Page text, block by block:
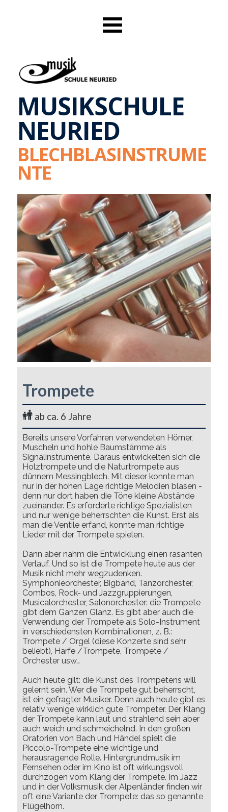
MUSIKSCHULE
NEURIED
BLECHBLASINSTRUME
NTE
Trompete
ab ca. 6 Jahre
Bereits unsere Vorfahren verwendeten Hörner,
Muscheln und hohle Baumstämme als
Signalinstrumente. Daraus entwickelten sich die
Holztrompete und die Naturtrompete aus
dünnem Messingblech. Mit dieser konnte man
nur in der hohen Lage richtige Melodien blasen -
denn nur dort haben die Töne kleine Abstände
zueinander. Es erforderte richtige Spezialisten
und nur wenige beherrschten die Kunst. Erst als
man die Ventile erfand, konnte man richtige
Lieder mit der Trompete spielen.
Dann aber nahm die Entwicklung einen rasanten
Verlauf. Und so ist die Trompete heute aus der
Musik nicht mehr wegzudenken.
Symphonieorchester, Bigband, Tanzorchester,
Combos, Rock- und Jazzgruppierungen,
Musicalorchester, Salonorchester: die Trompete
gibt dem Ganzen Glanz. Es gibt aber auch die
Verwendung der Trompete als Solo-Instrument
in verschiedensten Kombinationen, z. B.:
Trompete / Orgel (diese Konzerte sind sehr
beliebt), Harfe /Trompete, Trompete /
Orchester usw…
Auch heute gilt: die Kunst des Trompetens will
gelernt sein. Wer die Trompete gut beherrscht,
ist ein gefragter Musiker. Denn auch heute gibt es
relativ wenige wirklich gute Trompeter. Der Klang
der Trompete kann laut und strahlend sein aber
auch weich und schmeichelnd. In den großen
Oratorien von Bach und Händel spielt die
Piccolo-Trompete eine wichtige und
herausragende Rolle. Hintergrundmusik im
Fernsehen oder im Kino ist oft wirkungsvoll
durchzogen vom Klang der Trompete. Im Jazz
und in der Volksmusik der Alpenländer finden wir
oft eine Variante der Trompete: das so genannte
Flügelhorn.